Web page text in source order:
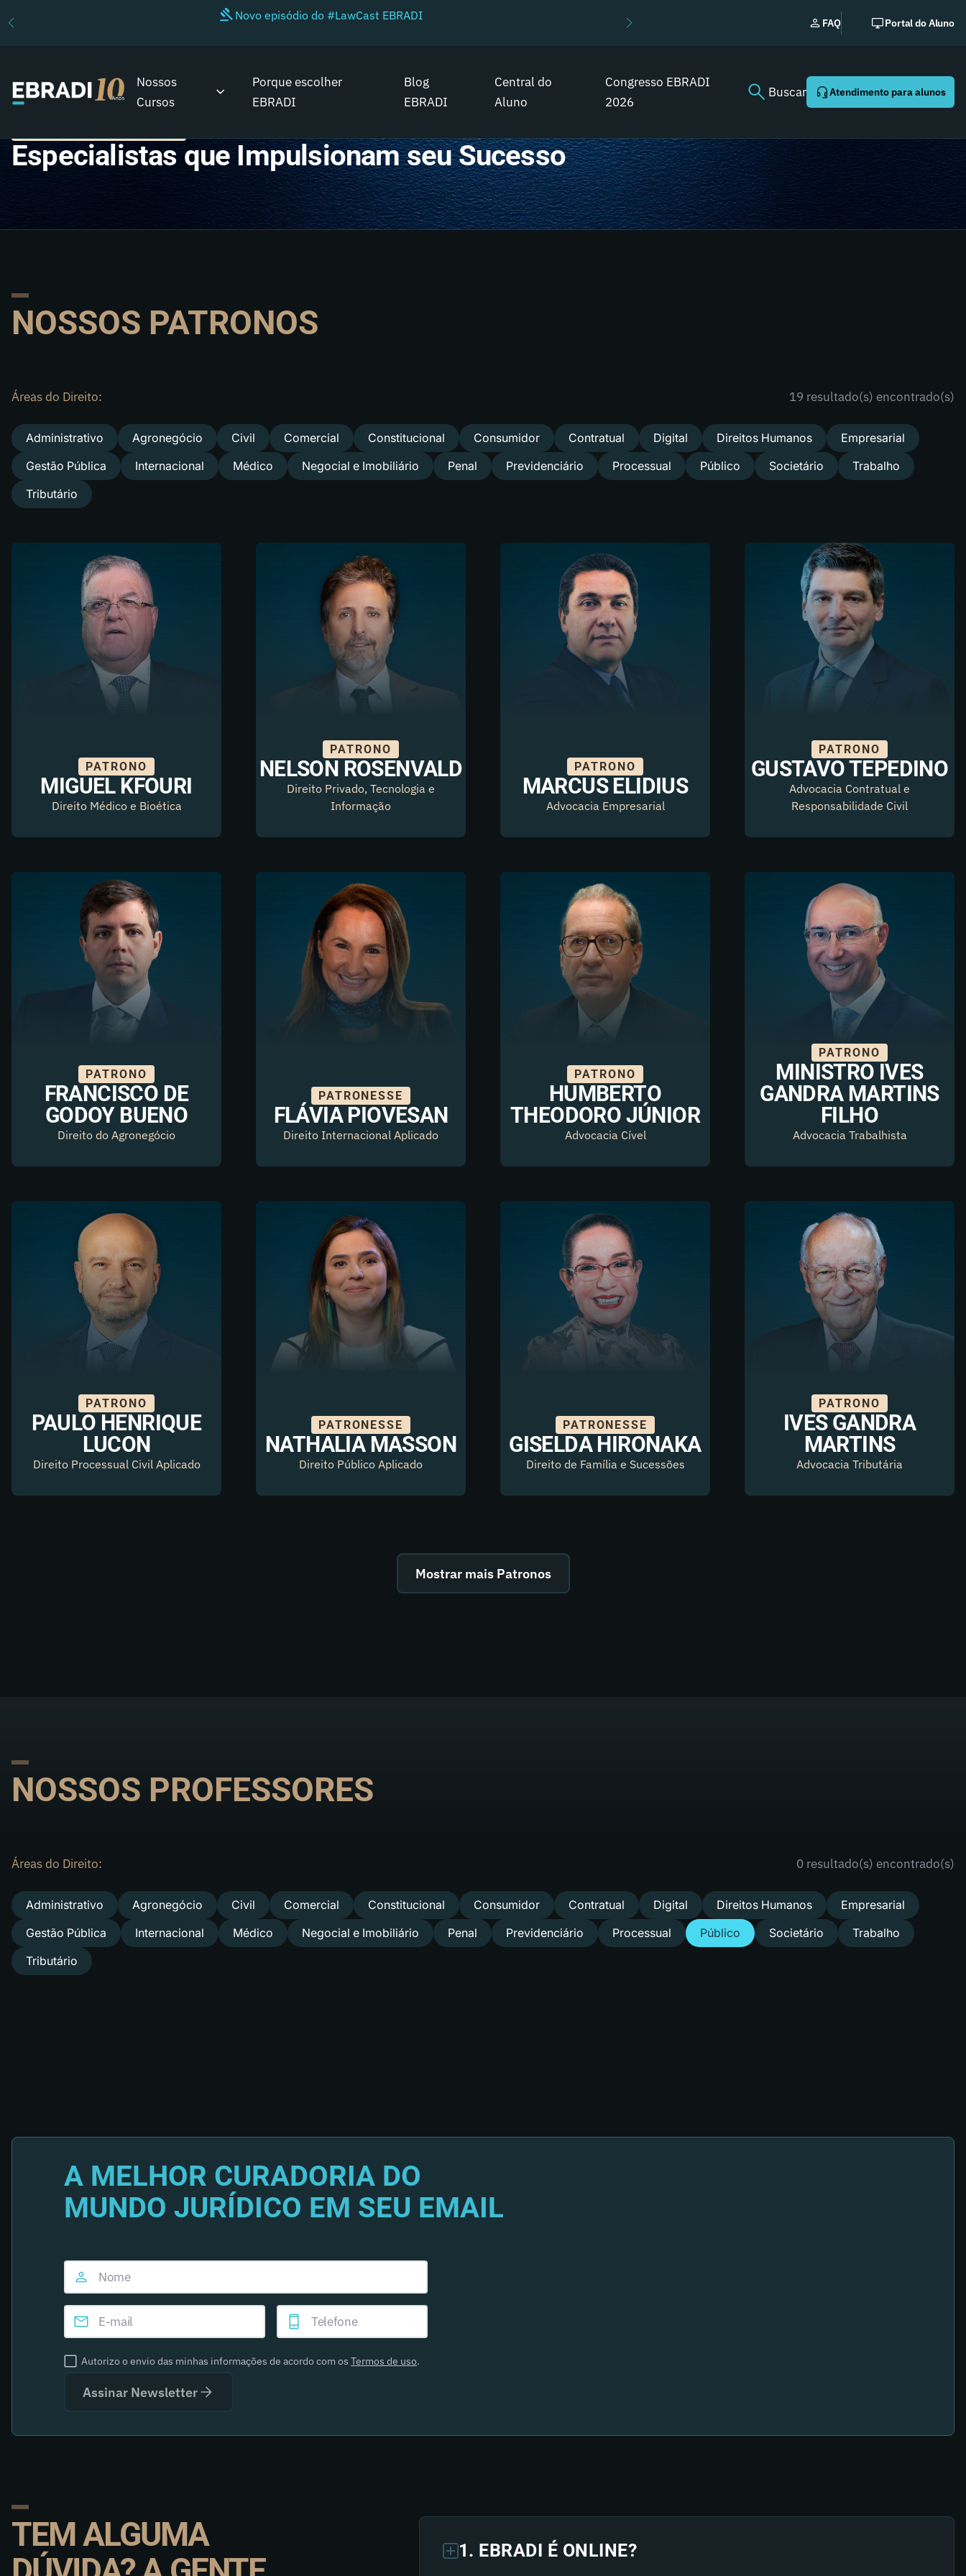
Novo episódio do #LawCast EBRADI
EBRADI | NEWS: o
Youtube agora!
FAQ Portal do Aluno
Nossos
Cursos
Porque escolher
EBRADI
Blog
EBRADI
Central do
Aluno
Congresso EBRADI
2026
Buscar Atendimento para alunos
Especialistas que Impulsionam seu Sucesso
NOSSOS PATRONOS
Áreas do Direito: 19 resultado(s) encontrado(s)
Administrativo Agronegócio Civil Comercial Constitucional Consumidor Contratual Digital Direitos Humanos
Empresarial
Gestão Pública
Internacional Médico Negocial e Imobiliário Penal Previdenciário Processual Público Societário
Trabalho
Tributário
PATRONO
MIGUEL KFOURI
Direito Médico e Bioética
PATRONO
NELSON ROSENVALD
Direito Privado, Tecnologia e
Informação
PATRONO
MARCUS ELIDIUS
Advocacia Empresarial
PATRONO
GUSTAVO TEPEDINO
Advocacia Contratual e
Responsabilidade Civil
PATRONO
FRANCISCO DE
GODOY BUENO
Direito do Agronegócio
PATRONESSE
FLÁVIA PIOVESAN
Direito Internacional Aplicado
PATRONO
HUMBERTO
THEODORO JÚNIOR
Advocacia Cível
PATRONO
MINISTRO IVES
GANDRA MARTINS
FILHO
Advocacia Trabalhista
PATRONO
PAULO HENRIQUE
LUCON
Direito Processual Civil Aplicado
PATRONESSE
NATHALIA MASSON
Direito Público Aplicado
PATRONESSE
GISELDA HIRONAKA
Direito de Família e Sucessões
PATRONO
IVES GANDRA
MARTINS
Advocacia Tributária
Mostrar mais Patronos
NOSSOS PROFESSORES
Áreas do Direito: 0 resultado(s) encontrado(s)
Administrativo Agronegócio Civil Comercial Constitucional Consumidor Contratual Digital Direitos Humanos
Empresarial
Gestão Pública
Internacional Médico Negocial e Imobiliário Penal Previdenciário Processual Público Societário
Trabalho
Tributário
A MELHOR CURADORIA DO
MUNDO JURÍDICO EM SEU EMAIL
Autorizo o envio das minhas informações de acordo com os Termos de uso.
Assinar Newsletter
TEM ALGUMA
1. EBRADI É ONLINE?